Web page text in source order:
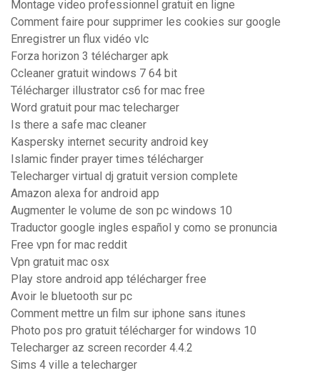
Montage video professionnel gratuit en ligne
Comment faire pour supprimer les cookies sur google
Enregistrer un flux vidéo vlc
Forza horizon 3 télécharger apk
Ccleaner gratuit windows 7 64 bit
Télécharger illustrator cs6 for mac free
Word gratuit pour mac telecharger
Is there a safe mac cleaner
Kaspersky internet security android key
Islamic finder prayer times télécharger
Telecharger virtual dj gratuit version complete
Amazon alexa for android app
Augmenter le volume de son pc windows 10
Traductor google ingles español y como se pronuncia
Free vpn for mac reddit
Vpn gratuit mac osx
Play store android app télécharger free
Avoir le bluetooth sur pc
Comment mettre un film sur iphone sans itunes
Photo pos pro gratuit télécharger for windows 10
Telecharger az screen recorder 4.4.2
Sims 4 ville a telecharger